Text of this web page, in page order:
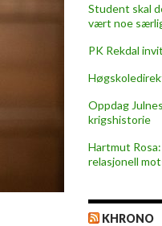
Student skal
vært noe
PK Rekdal
Oppdag
krigshistorie
Hartmut
relasjonell
KHRONO